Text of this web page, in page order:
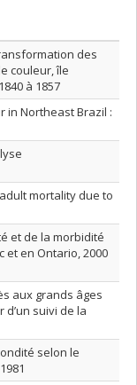
des
couleur, île
à 1857
in Northeast Brazil :
mortality due to
et de la morbidité
et en Ontario, 2000
aux grands âges
suivi de la
selon le